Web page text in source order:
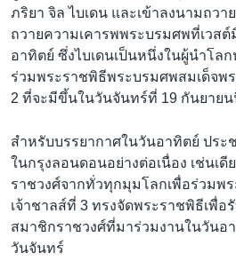
ภริยา จิล ไบเดน และเข้าลงนามถวา
ถวายความเคารพพระบรมศพที่เวส
อาทิตย์ ซึ่งไบเดนเป็นหนึ่งในผู้นำโล
ร่วมพระราชพิธีพระบรมศพสมเด็จพ
2 ที่จะมีขึ้นในวันจันทร์ที่ 19 กันยาย
สำหรับบรรยากาศในวันอาทิตย์ ประ
ในกรุงลอนดอนอย่างต่อเนื่อง เช่นเ
ราชวงศ์จากทั่วทุกมุมโลกเพื่อร่วมพ
เจ้าชาลส์ที่ 3 ทรงจัดพระราชพิธีเพื่อ
สมาชิกราชวงศ์ที่มาร่วมงานในวันอ
วันจันทร์